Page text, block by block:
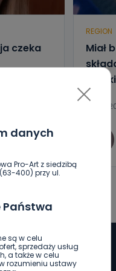
danych
Pro-Art z siedzibą
400) przy ul.
Państwa
są w celu
sprzedaży usług
a także w celu
rozumieniu ustawy
czeka
0
REGION
Miał